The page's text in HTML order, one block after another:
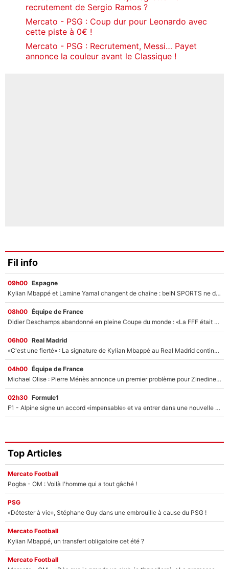
recrutement de Sergio Ramos ?
Mercato - PSG : Coup dur pour Leonardo avec
cette piste à 0€ !
Mercato - PSG : Recrutement, Messi… Payet
annonce la couleur avant le Classique !
Fil info
09h00 Espagne
Kylian Mbappé et Lamine Yamal changent de chaîne : beIN SPORTS ne digère pas cette décision historique et prédit un fiasco pour la Liga
08h00 Équipe de France
Didier Deschamps abandonné en pleine Coupe du monde : «La FFF était déjà passée à Zinedine Zidane»
06h00 Real Madrid
«C'est une fierté» : La signature de Kylian Mbappé au Real Madrid continue de régaler l'Espagne
04h00 Équipe de France
Michael Olise : Pierre Ménès annonce un premier problème pour Zinedine Zidane en équipe de France
02h30 Formule1
F1 - Alpine signe un accord «impensable» et va entrer dans une nouvelle dimension : Grande nouvelle pour Pierre Gasly !
Top Articles
Mercato Football
Pogba - OM : Voilà l'homme qui a tout gâché !
PSG
«Détester à vie», Stéphane Guy dans une embrouille à cause du PSG !
Mercato Football
Kylian Mbappé, un transfert obligatoire cet été ?
Mercato Football